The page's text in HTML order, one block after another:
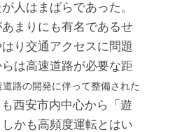
人はまばらであった。
まりにも有名であるせ
り交通アクセスに問題
は高速道路が必要な距
道路の開発に伴って整備された
も西安市内中心から「遊
かも高頻度運転とはい